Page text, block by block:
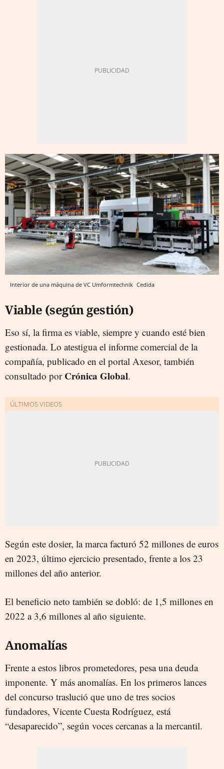
Interior de una máquina de VC Umformtechnik Cedida
Viable (según gestión)
Eso sí, la firma es viable, siempre y cuando esté bien
gestionada. Lo atestigua el informe comercial de la
compañía, publicado en el portal Axesor, también
consultado por Crónica Global.
Según este dosier, la marca facturó 52 millones de euros
en 2023, último ejercicio presentado, frente a los 23
millones del año anterior.
El beneficio neto también se dobló: de 1,5 millones en
2022 a 3,6 millones al año siguiente.
Anomalías
Frente a estos libros prometedores, pesa una deuda
imponente. Y más anomalías. En los primeros lances
del concurso traslució que uno de tres socios
fundadores, Vicente Cuesta Rodríguez, está
“desaparecido”, según voces cercanas a la mercantil.